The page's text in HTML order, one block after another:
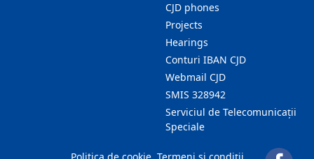
CJD phones
Projects
Hearings
Conturi IBAN CJD
Webmail CJD
SMIS 328942
Serviciul de Telecomunicații
Speciale